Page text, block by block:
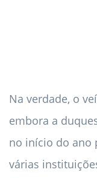
Na verdade, o
embora a
no início do ano
várias